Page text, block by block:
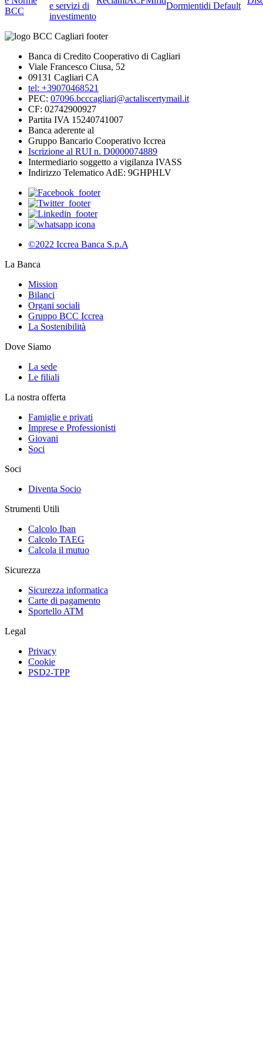
BCC
e servizi di
investimento
Dormientidi Default
Banca di Credito Cooperativo di Cagliari
Viale Francesco Ciusa, 52
09131 Cagliari CA
tel: +39070468521
PEC: 07096.bcccagliari@actaliscertymail.it
CF: 02742900927
Partita IVA 15240741007
Banca aderente al
Gruppo Bancario Cooperativo Iccrea
Iscrizione al RUI n. D0000074889
Intermediario soggetto a vigilanza IVASS
Indirizzo Telematico AdE: 9GHPHLV
©2022 Iccrea Banca S.p.A
La Banca
Mission
Bilanci
Organi sociali
Gruppo BCC Iccrea
La Sostenibilità
Dove Siamo
La sede
Le filiali
La nostra offerta
Famiglie e privati
Imprese e Professionisti
Giovani
Soci
Soci
Diventa Socio
Strumenti Utili
Calcolo Iban
Calcolo TAEG
Calcola il mutuo
Sicurezza
Sicurezza informatica
Carte di pagamento
Sportello ATM
Legal
Privacy
Cookie
PSD2-TPP